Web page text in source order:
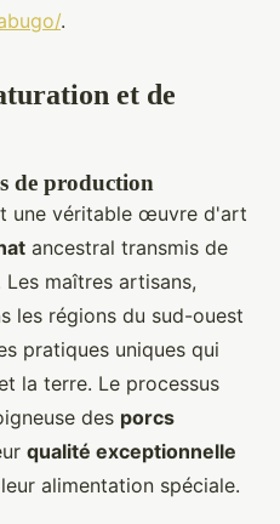
.
et de
de production
une véritable œuvre d'art
ancestral transmis de
maîtres artisans,
les régions du sud-ouest
pratiques uniques qui
la terre. Le processus
des porcs
qualité exceptionnelle
alimentation spéciale.